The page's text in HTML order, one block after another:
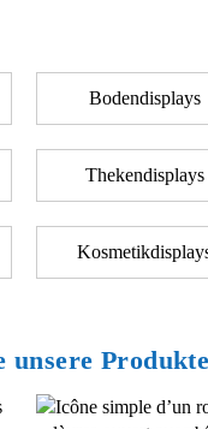
Bodendisplays
Thekendisplays
unsere Produkte